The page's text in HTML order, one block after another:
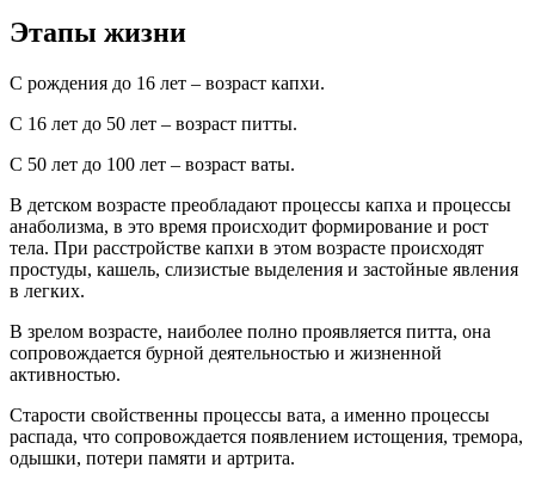
Этапы жизни
С рождения до 16 лет – возраст капхи.
С 16 лет до 50 лет – возраст питты.
С 50 лет до 100 лет – возраст ваты.
В детском возрасте преобладают процессы капха и процессы
анаболизма, в это время происходит формирование и рост
тела. При расстройстве капхи в этом возрасте происходят
простуды, кашель, слизистые выделения и застойные явления
в легких.
В зрелом возрасте, наиболее полно проявляется питта, она
сопровождается бурной деятельностью и жизненной
активностью.
Старости свойственны процессы вата, а именно процессы
распада, что сопровождается появлением истощения, тремора,
одышки, потери памяти и артрита.